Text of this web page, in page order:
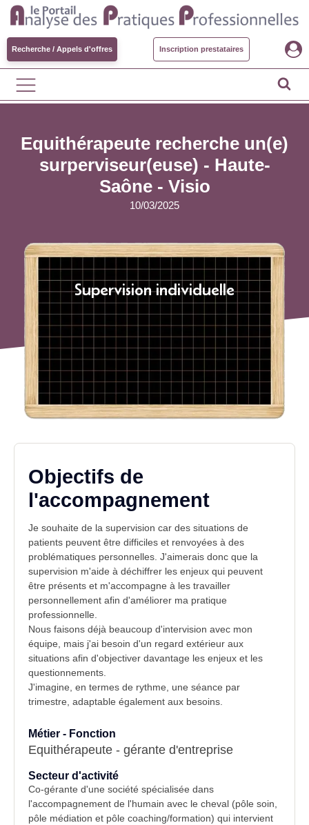
Recherche / Appels d'offres Inscription prestataires
Equithérapeute recherche un(e)
surperviseur(euse) - Haute-
Saône - Visio
10/03/2025
Supervision individuelle
Objectifs de
l'accompagnement
Je souhaite de la supervision car des situations de
patients peuvent être difficiles et renvoyées à des
problématiques personnelles. J'aimerais donc que la
supervision m'aide à déchiffrer les enjeux qui peuvent
être présents et m'accompagne à les travailler
personnellement afin d'améliorer ma pratique
professionnelle.
Nous faisons déjà beaucoup d'intervision avec mon
équipe, mais j'ai besoin d'un regard extérieur aux
situations afin d'objectiver davantage les enjeux et les
questionnements.
J'imagine, en termes de rythme, une séance par
trimestre, adaptable également aux besoins.
Métier - Fonction
Equithérapeute - gérante d'entreprise
Secteur d'activité
Co-gérante d'une société spécialisée dans
l'accompagnement de l'humain avec le cheval (pôle soin,
pôle médiation et pôle coaching/formation) qui intervient